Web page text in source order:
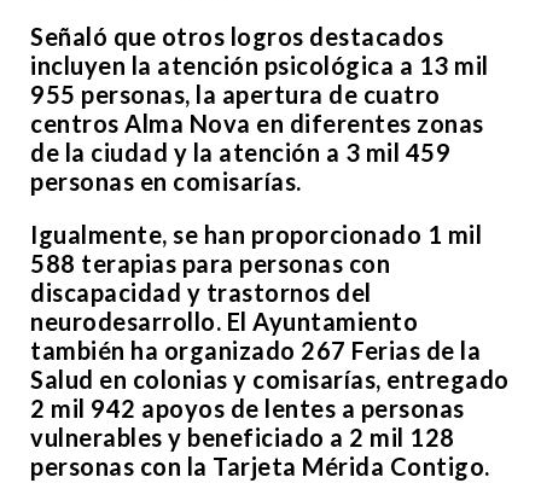
Señaló que otros logros destacados
incluyen la atención psicológica a 13 mil
955 personas, la apertura de cuatro
centros Alma Nova en diferentes zonas
de la ciudad y la atención a 3 mil 459
personas en comisarías.
Igualmente, se han proporcionado 1 mil
588 terapias para personas con
discapacidad y trastornos del
neurodesarrollo. El Ayuntamiento
también ha organizado 267 Ferias de la
Salud en colonias y comisarías, entregado
2 mil 942 apoyos de lentes a personas
vulnerables y beneficiado a 2 mil 128
personas con la Tarjeta Mérida Contigo.